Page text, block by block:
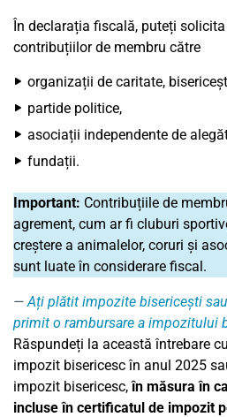
În declarația fiscală, puteți
contribuțiilor de membru către
organizații de caritate,
partide politice,
asociații independente de
fundații.
Important: Contribuțiile de
agrement, cum ar fi cluburi
creștere a animalelor, coruri și
sunt luate în considerare fiscal.
Ați plătit impozite bisericești
primit o rambursare a impozitului
Răspundeți la această întrebare
impozit bisericesc în anul 2025
impozit bisericesc,în măsura în
incluse în certificatul de impozit